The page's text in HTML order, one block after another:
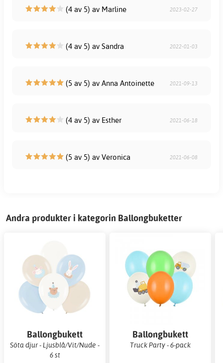
(4 av 5) av Marline 2023-02-27
(4 av 5) av Sandra 2022-01-03
(5 av 5) av Anna Antoinette 2021-09-13
(4 av 5) av Esther 2021-06-18
(5 av 5) av Veronica 2021-06-08
Andra produkter i kategorin Ballongbuketter
Ballongbukett
Söta djur - Ljusblå/Vit/Nude -
6 st
Ballongbukett
Truck Party - 6-pack